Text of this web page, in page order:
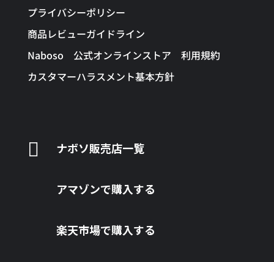
プライバシーポリシー
商品レビューガイドライン
Naboso 公式オンラインストア 利用規約
カスタマーハラスメント基本方針
 ナボソ販売店一覧
アマゾンで購入する
楽天市場で購入する